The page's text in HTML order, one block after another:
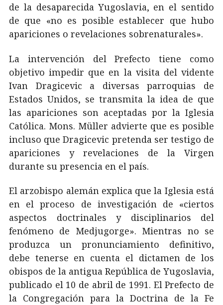
de la desaparecida Yugoslavia, en el sentido
de que «no es posible establecer que hubo
apariciones o revelaciones sobrenaturales».
La intervención del Prefecto tiene como
objetivo impedir que en la visita del vidente
Ivan Dragicevic a diversas parroquias de
Estados Unidos, se transmita la idea de que
las apariciones son aceptadas por la Iglesia
Católica. Mons. Müller advierte que es posible
incluso que Dragicevic pretenda ser testigo de
apariciones y revelaciones de la Virgen
durante su presencia en el país.
El arzobispo alemán explica que la Iglesia está
en el proceso de investigación de «ciertos
aspectos doctrinales y disciplinarios del
fenómeno de Medjugorge». Mientras no se
produzca un pronunciamiento definitivo,
debe tenerse en cuenta el dictamen de los
obispos de la antigua República de Yugoslavia,
publicado el 10 de abril de 1991. El Prefecto de
la Congregación para la Doctrina de la Fe